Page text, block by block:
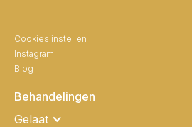
Cookies instellen
Instagram
Blog
Behandelingen
Gelaat